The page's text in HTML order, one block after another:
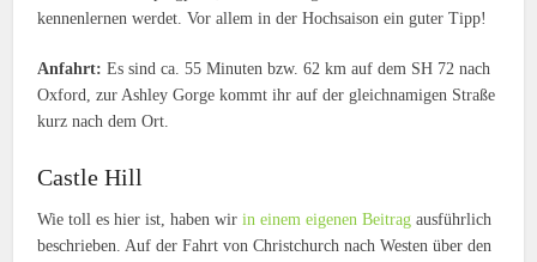
kennenlernen werdet. Vor allem in der Hochsaison ein guter Tipp!
Anfahrt: Es sind ca. 55 Minuten bzw. 62 km auf dem SH 72 nach
Oxford, zur Ashley Gorge kommt ihr auf der gleichnamigen Straße
kurz nach dem Ort.
Castle Hill
Wie toll es hier ist, haben wirin einem eigenen Beitrag ausführlich
beschrieben. Auf der Fahrt von Christchurch nach Westen über den